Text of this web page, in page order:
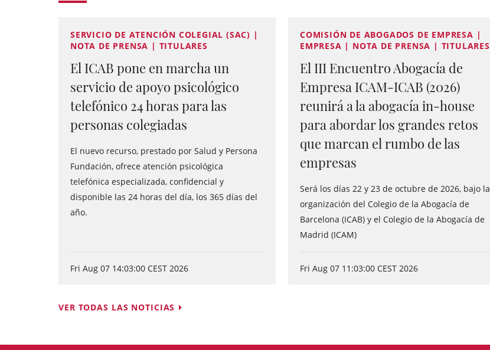
SERVICIO DE ATENCIÓN COLEGIAL (SAC) |
NOTA DE PRENSA | TITULARES
El ICAB pone en marcha un
servicio de apoyo psicológico
telefónico 24 horas para las
personas colegiadas
El nuevo recurso, prestado por Salud y Persona
Fundación, ofrece atención psicológica
telefónica especializada, confidencial y
disponible las 24 horas del día, los 365 días del
año.
Fri Aug 07 14:03:00 CEST 2026
COMISIÓN DE ABOGADOS DE EMPRESA |
EMPRESA | NOTA DE PRENSA | TITULARES
El III Encuentro Abogacía de
Empresa ICAM-ICAB (2026)
reunirá a la abogacía in-house
para abordar los grandes retos
que marcan el rumbo de las
empresas
Será los días 22 y 23 de octubre de 2026, bajo la
organización del Colegio de la Abogacía de
Barcelona (ICAB) y el Colegio de la Abogacía de
Madrid (ICAM)
Fri Aug 07 11:03:00 CEST 2026
VER TODAS LAS NOTICIAS